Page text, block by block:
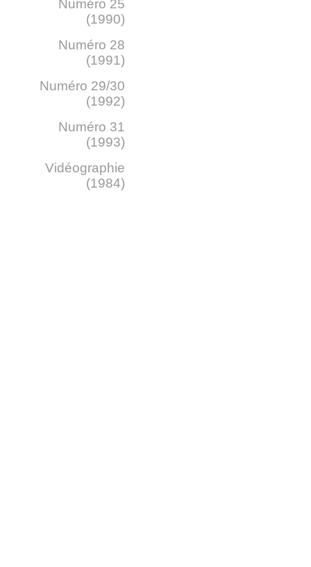
Numéro 25
(1990)
Numéro 28
(1991)
Numéro 29/30
(1992)
Numéro 31
(1993)
Vidéographie
(1984)